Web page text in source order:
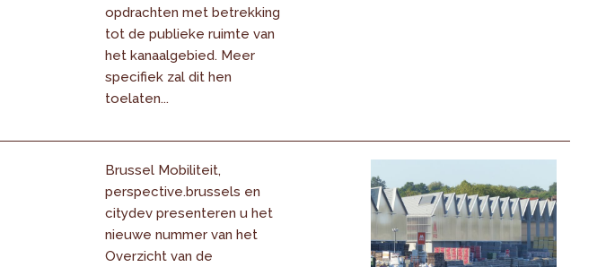
opdrachten met betrekking
tot de publieke ruimte van
het kanaalgebied. Meer
specifiek zal dit hen
toelaten...
Brussel Mobiliteit,
perspective.brussels en
citydev presenteren u het
nieuwe nummer van het
Overzicht van de